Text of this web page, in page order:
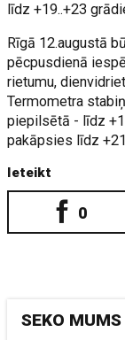
līdz +19..+23
Rīgā 12.augustā
pēcpusdienā
rietumu,
Termometra
piepilsētā - līdz
pakāpsies līdz
Ieteikt
0
SEKO MUMS